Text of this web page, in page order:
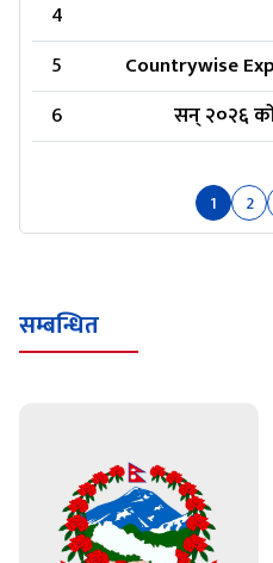
4
5
Countrywise
6
सन् २०२६ को
1 2
सम्बन्धित